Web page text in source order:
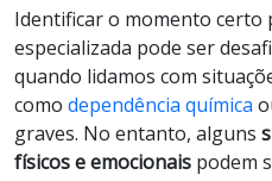
Identificar o momento certo
especializada pode ser
quando lidamos com
como dependência química
graves. No entanto, alguns
físicos e emocionais podem